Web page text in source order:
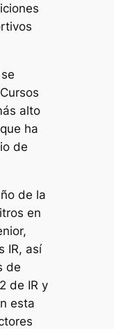
alto
ha
de
de la
en
IR, así
de
de IR y
esta